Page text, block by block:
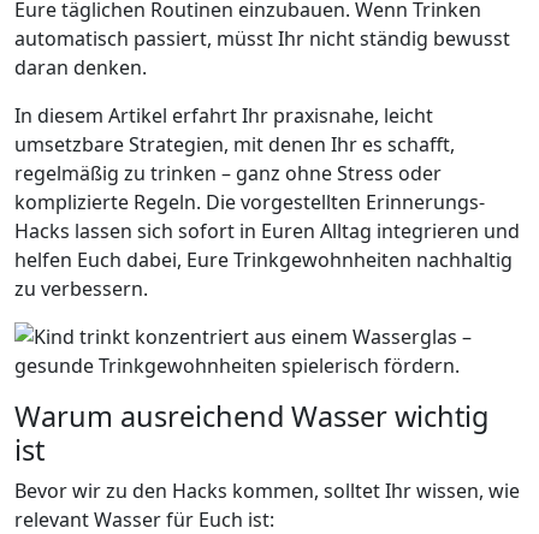
Eure täglichen Routinen einzubauen. Wenn Trinken
automatisch passiert, müsst Ihr nicht ständig bewusst
daran denken.
In diesem Artikel erfahrt Ihr praxisnahe, leicht
umsetzbare Strategien, mit denen Ihr es schafft,
regelmäßig zu trinken – ganz ohne Stress oder
komplizierte Regeln. Die vorgestellten Erinnerungs-
Hacks lassen sich sofort in Euren Alltag integrieren und
helfen Euch dabei, Eure Trinkgewohnheiten nachhaltig
zu verbessern.
Warum ausreichend Wasser wichtig
ist
Bevor wir zu den Hacks kommen, solltet Ihr wissen, wie
relevant Wasser für Euch ist: